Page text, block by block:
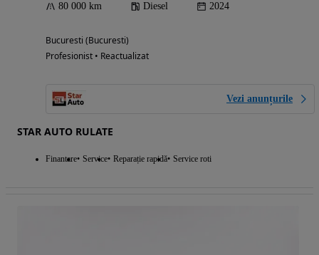
80 000 km Diesel 2024
Bucuresti (Bucuresti)
Profesionist • Reactualizat
Vezi anunțurile
STAR AUTO RULATE
Finantare Service Reparație rapidă Service roti